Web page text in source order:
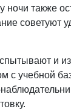
ночи также
советуют
и
с учебной